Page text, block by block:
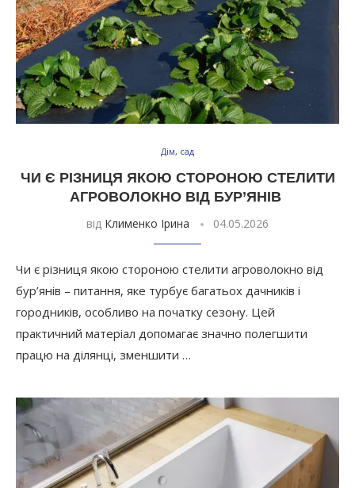
Дім, сад
ЧИ Є РІЗНИЦЯ ЯКОЮ СТОРОНОЮ СТЕЛИТИ
АГРОВОЛОКНО ВІД БУР’ЯНІВ
від Клименко Ірина 04.05.2026
Чи є різниця якою стороною стелити агроволокно від
бур’янів – питання, яке турбує багатьох дачників і
городників, особливо на початку сезону. Цей
практичний матеріал допомагає значно полегшити
працю на ділянці, зменшити …